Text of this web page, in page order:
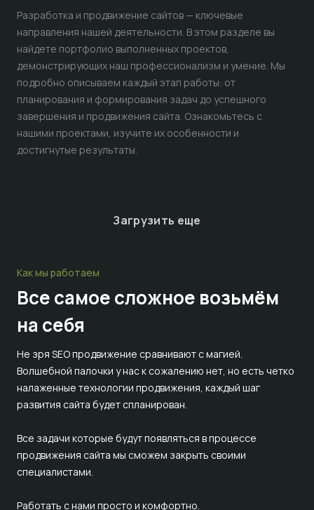
Разработка и продвижение сайтов — ключевые
направления нашей деятельности. В этом разделе вы
найдете портфолио выполненных проектов,
демонстрирующих наш профессионализм и умение. Мы
подробно описываем каждый этап работы: от
планирования и формирования задач до успешного
завершения и продвижения сайта. Ознакомьтесь с
нашими проектами, изучите их особенности и
достигнутые результаты.
Загрузить еще
Как мы работаем
Все самое сложное возьмём
на себя
Не зря SEO продвижение сравнивают с магией.
Волшебной палочки у нас к сожалению нет, но есть четко
налаженные технологии продвижения, каждый шаг
развития сайта будет спланирован.
Все задачи которые будут появляться в процессе
продвижения сайта мы сможем закрыть своими
специалистами.
Работать с нами просто и комфортно.